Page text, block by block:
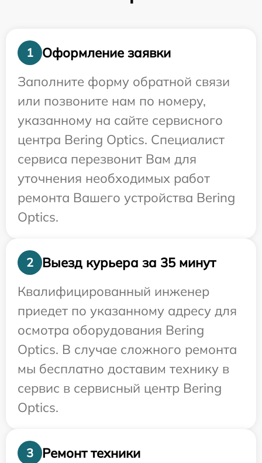
1
Оформление заявки
Заполните форму обратной связи
или позвоните нам по номеру,
указанному на сайте сервисного
центра Bering Optics. Специалист
сервиса перезвонит Вам для
уточнения необходимых работ
ремонта Вашего устройства Bering
Optics.
2
Выезд курьера за 35 минут
Квалифицированный инженер
приедет по указанному адресу для
осмотра оборудования Bering
Optics. В случае сложного ремонта
мы бесплатно доставим технику в
сервис в сервисный центр Bering
Optics.
3
Ремонт техники